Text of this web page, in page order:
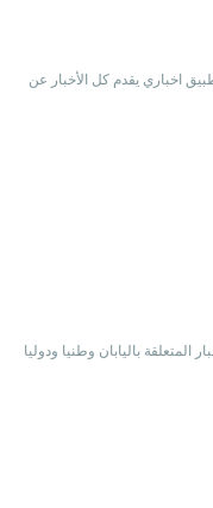
اخباري يقدم كل الأخبار عن
المتعلقة باليابان وطنيا ودوليا